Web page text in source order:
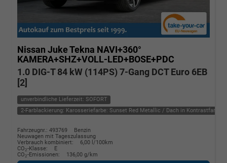
Nissan JukeTekna NAVI+360°
KAMERA+SHZ+VOLL-LED+BOSE+PDC
1.0 DIG-T 84 kW (114PS) 7-Gang DCT Euro 6EB
[2]
unverbindliche Lieferzeit: SOFORT
2-Farblackierung: Karosseriefarbe: Sunset Red Metallic / Dach in Kontrastfarbe
Fahrzeugnr.: 493769
Benzin
Neuwagen mit Tageszulassung
Verbrauch kombiniert:
6,00 l/100km
CO2-Klasse:
E
CO2-Emissionen: 136,00 g/km